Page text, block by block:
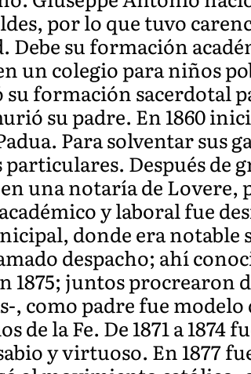
por lo que tuvo
Debe su formación
un colegio para niños
formación sacerdotal
su padre. En 1860
Para solventar sus
Después de
una notaría de Lovere,
y laboral fue
donde era notable
despacho; ahí
1875; juntos procrearon
, como padre fue
la Fe. De 1871 a 1874
y virtuoso. En 1877